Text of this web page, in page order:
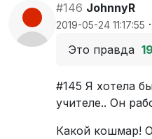
#146 JohnnyR
2019-05-24 11:17:55 ·
Это правда 19
#145 Я хотела
учителе.. Он
Какой кошмар!